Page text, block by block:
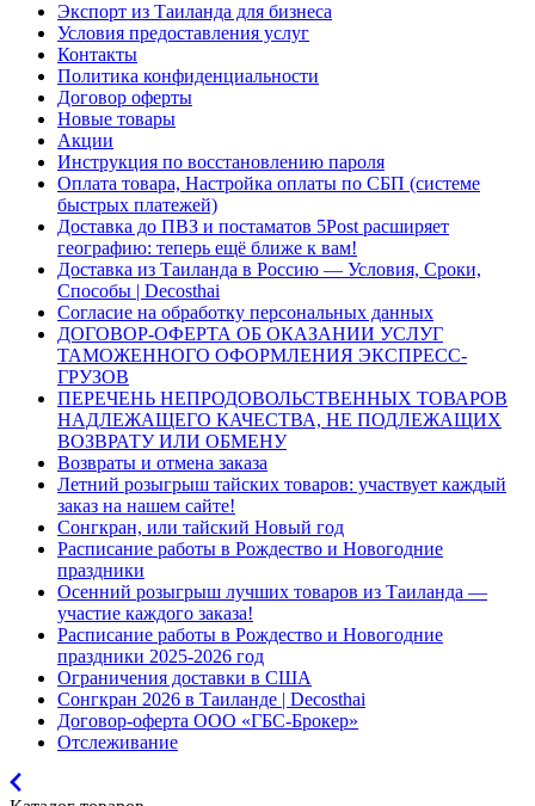
Экспорт из Таиланда для бизнеса
Условия предоставления услуг
Контакты
Политика конфиденциальности
Договор оферты
Новые товары
Акции
Инструкция по восстановлению пароля
Оплата товара, Настройка оплаты по СБП (системе
быстрых платежей)
Доставка до ПВЗ и постаматов 5Post расширяет
географию: теперь ещё ближе к вам!
Доставка из Таиланда в Россию — Условия, Сроки,
Способы | Decosthai
Согласие на обработку персональных данных
ДОГОВОР-ОФЕРТА ОБ ОКАЗАНИИ УСЛУГ
ТАМОЖЕННОГО ОФОРМЛЕНИЯ ЭКСПРЕСС-
ГРУЗОВ
ПЕРЕЧЕНЬ НЕПРОДОВОЛЬСТВЕННЫХ ТОВАРОВ
НАДЛЕЖАЩЕГО КАЧЕСТВА, НЕ ПОДЛЕЖАЩИХ
ВОЗВРАТУ ИЛИ ОБМЕНУ
Возвраты и отмена заказа
Летний розыгрыш тайских товаров: участвует каждый
заказ на нашем сайте!
Сонгкран, или тайский Новый год
Расписание работы в Рождество и Новогодние
праздники
Осенний розыгрыш лучших товаров из Таиланда —
участие каждого заказа!
Расписание работы в Рождество и Новогодние
праздники 2025-2026 год
Ограничения доставки в США
Сонгкран 2026 в Таиланде | Decosthai
Договор-оферта ООО «ГБС-Брокер»
Отслеживание